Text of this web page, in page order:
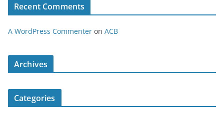
Recent Comments
A WordPress Commenter on ACB
Archives
Categories